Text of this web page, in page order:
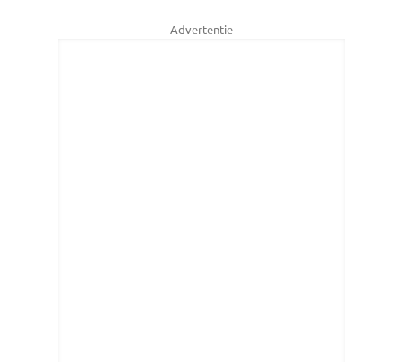
Advertentie